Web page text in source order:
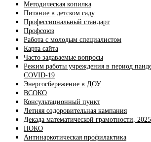
Методическая копилка
Питание в детском саду
Профессиональный стандарт
Профсоюз
Работа с молодым специалистом
Карта сайта
Часто задаваемые вопросы
Режим работы учреждения в период
COVID-19
Энергосбережение в ДОУ
ВСОКО
Консультационный пункт
Летняя оздоровительная кампания
Декада математической грамотности, 2025
НОКО
Антинаркотическая профилактика